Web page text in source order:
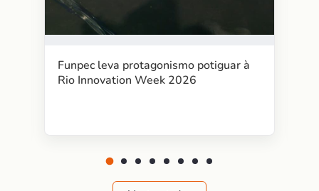
Funpec leva protagonismo potiguar à
Rio Innovation Week 2026